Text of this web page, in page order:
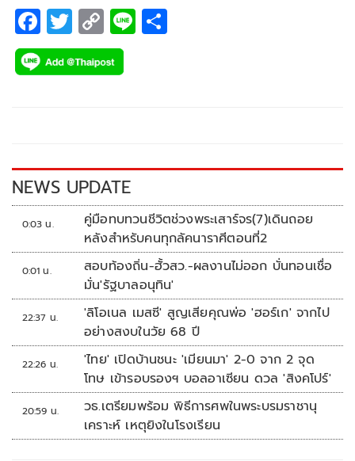
อาทิตย์ที่ 28 ม.ค.นี้ ที่ อาริอาเกะ อารีนา กรุงโตเกียว
F
ac
e
k
T
wi
tt
C
o
p
k
Li
NEWS UPDATE
0:03 น.
คู่มือทบทวนชีวิตช่วงพระเสาร์จร(7)เดินถอย
หลังสำหรับคนทุกลัคนาราศีตอนที่2
0:01 น.
สอบท้องถิ่น-ฮั้วสว.-ผลงานไม่ออก บั่นทอนเชื่อ
มั่น'รัฐบาลอนุทิน'
22:37 น.
'ลิโอเนล เมสซี' สูญเสียคุณพ่อ 'ฮอร์เก' จากไป
อย่างสงบในวัย 68 ปี
22:26 น.
'ไทย' เปิดบ้านชนะ 'เมียนมา' 2-0 จาก 2 จุด
โทษ เข้ารอบรองฯ บอลอาเซียน ดวล 'สิงคโปร์'
20:59 น.
วธ.เตรียมพร้อม พิธีการศพในพระบรมราชานุ
เคราะห์ เหตุยิงในโรงเรียน